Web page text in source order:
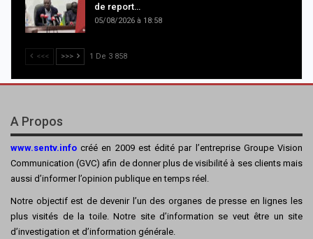
de report…
05/08/2026 à 18:58
<<< >>> 1 De 3 858
A Propos
www.sentv.info créé en 2009 est édité par l’entreprise Groupe Vision
Communication (GVC) afin de donner plus de visibilité à ses clients mais
aussi d’informer l’opinion publique en temps réel.
Notre objectif est de devenir l’un des organes de presse en lignes les
plus visités de la toile. Notre site d’information se veut être un site
d’investigation et d’information générale.